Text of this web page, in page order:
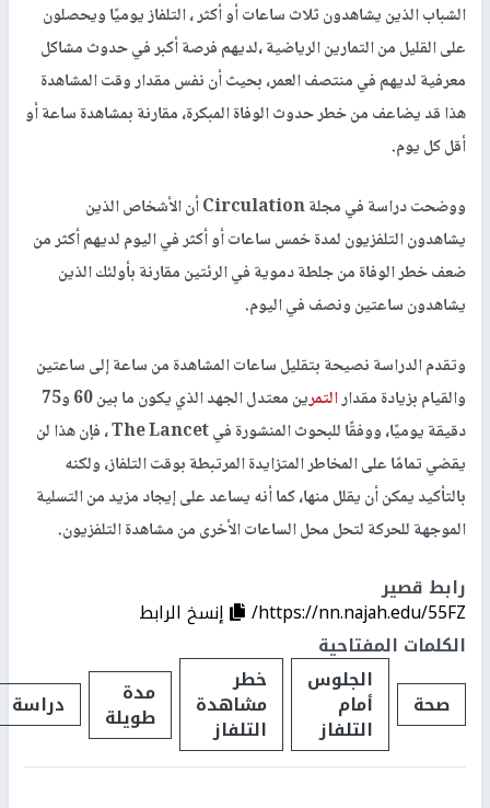
الشباب الذين يشاهدون ثلاث ساعات أو أكثر ، التلفاز يوميًا ويحصلون
على القليل من التمارين الرياضية ،لديهم فرصة أكبر في حدوث مشاكل
معرفية لديهم في منتصف العمر، بحيث أن نفس مقدار وقت المشاهدة
هذا قد يضاعف من خطر حدوث الوفاة المبكرة، مقارنة بمشاهدة ساعة أو
أقل كل يوم.
ووضحت دراسة في مجلةCirculationأن الأشخاص الذين
يشاهدون التلفزيون لمدة خمس ساعات أو أكثر في اليوم لديهم أكثر من
ضعف خطر الوفاة من جلطة دموية في الرئتين مقارنة بأولئك الذين
يشاهدون ساعتين ونصف في اليوم.
وتقدم الدراسة نصيحة بتقليل ساعات المشاهدة من ساعة إلى ساعتين
والقيام بزيادة مقدارالتمر
ين معتدل الجهد الذي يكون ما بين 60 و75
دقيقة يوميًا، ووفقًا للبحوث المنشورة فيThe Lancet، فإن هذا لن
يقضي تمامًا على المخاطر المتزايدة المرتبطة بوقت التلفاز، ولكنه
بالتأكيد يمكن أن يقلل منها، كما أنه يساعد على إيجاد مزيد من التسلية
الموجهة للحركة لتحل محل الساعات الأخرى من مشاهدة التلفزيون.
رابط قصير
https://nn.najah.edu/55FZ/
إنسخ الرابط
الكلمات المفتاحية
صحة
الجلوس
أمام
التلفاز
خطر
مشاهدة
التلفاز
مدة
طويلة دراسة